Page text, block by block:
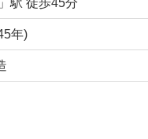
」駅 徒歩45分
年)